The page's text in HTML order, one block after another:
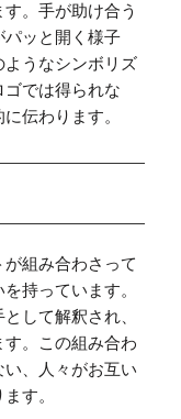
。手が助け合う
パッと開く様子
うなシンボリズ
では得られな
伝わります。
組み合わさって
持っています。
して解釈され、
。この組み合わ
、人々がお互い
す。